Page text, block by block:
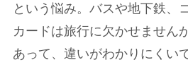
という悩み。バスや地下鉄、
カードは旅行に欠かせません
あって、違いがわかりにくい